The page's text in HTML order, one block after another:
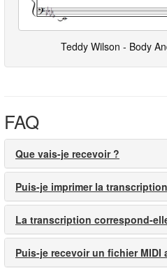
Teddy Wilson - Body
FAQ
Que vais-je recevoir ?
Puis-je imprimer la
La transcription correspond-
Puis-je recevoir un fichier MIDI